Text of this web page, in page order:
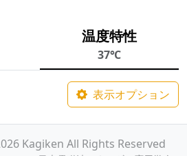
温度特性
37℃
表示オプション
Kagiken All Rights Reserved